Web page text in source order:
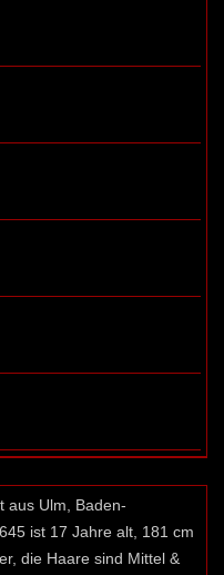
aus Ulm, Baden-
ist 17 Jahre alt, 181 cm
die Haare sind Mittel &